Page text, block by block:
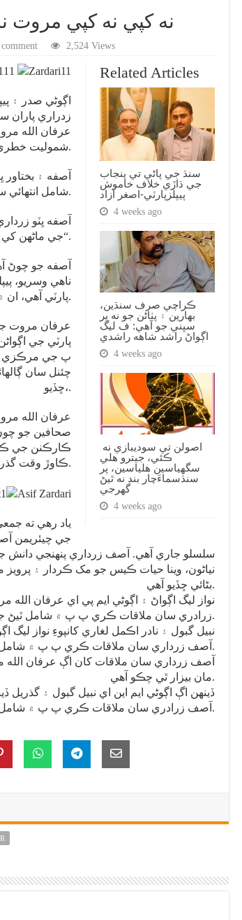
نه کپي نه کپي مروت
2,524 Views
Related Articles
سنڌ جي پاڻي تي پنجاب
جي ڌاڙي خلاف خاموش
پيپلزپارٽي-اصغر آزاد
4 weeks ago
ڪراچي صرف سنڌين،
بهارين ۽ پٺاڻن جو نه پر
سڀني جو آهي: ف ليگ
اڳواڻ راشد شاهه راشدي
4 weeks ago
ڪئي، جيترو هلي
سگهياسين هلياسين، پر
سنڌسماءَچار بند نه ٿيڻ
گهرجي
4 weeks ago
اڳوڻي صدر ۽
زدراري
عرفان الله
شموليت خطري ۾ پئجي وئي آهي.
شامل انتهائي سخت رد عمل جو اظهار ڪيو ويو آهي.
آصفه ڀٽو
جي ماڻهن کي پ پ ۾ نه پر جيل ۾ هجڻ گهرجي“.
آصفه جو چوڻ
ناهي وسريو،
پارٽي آهي، ان ۾ مروت جهڙن ماڻهن جي گنجائش نه آهي.
عرفان مروت
پارٽي جي
پ جي مرڪزي
چئنل سان
ڇڏيو،.
عرفان الله
صحافين جو
ڪارڪنن جي
ڪاوڙ وقت گذرڻ بعد ختم ٿي ويندي.
ياد رهي ته
جي چيئريمن
سلسلو جاري آهي. آصف زرداري پنهنجي دانش
نياڻون، وينا حيات ڪيس جو مک ڪردار ۽
بڻائي ڇڏيو آهي.
نواز ليگ اڳواڻ ۽ اڳوڻي ايم پي اي عرفان
زرادري سان ملاقات ڪري پ پ ۾ شامل ٿيڻ جو اعلان ڪيو آهي.
نبيل گبول ۽ نادر اڪمل لغاري کانپوءِ نواز
آصف زرداري سان ملاقات ڪري پ پ ۾ شامل ٿيڻ جو اعلان ڪيو آهي.
آصف زرداري سان ملاقات کان اڳ عرفان الله
مان بيزار ٿي چڪو آهي.
آصف زرادري سان ملاقات ڪري پ پ ۾ شامل ٿيڻ جو اعلان ڪيو هو.